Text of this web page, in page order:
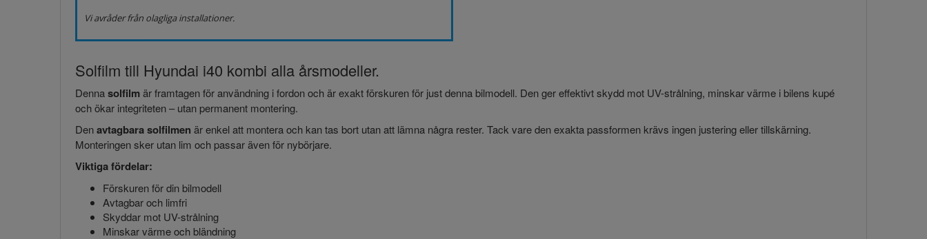
Vi avråder från olagliga installationer.
Solfilm till Hyundai i40 kombi alla årsmodeller.
Dennasolfilmär framtagen för användning i fordon och är exakt förskuren för just denna bilmodell. Den ger effektivt skydd mot UV-strålning, minskar värme i bilens kupé
och ökar integriteten – utan permanent montering.
Denavtagbara solfilmen är enkel att montera och kan tas bort utan att lämna några rester. Tack vare den exakta passformen krävs ingen justering eller tillskärning.
Monteringen sker utan lim och passar även för nybörjare.
Viktiga fördelar:
Förskuren för din bilmodell
Avtagbar och limfri
Skyddar mot UV-strålning
Minskar värme och bländning